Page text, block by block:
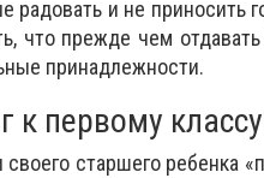
радовать и не приносить
что прежде чем
принадлежности.
к первому
старшего ребенка